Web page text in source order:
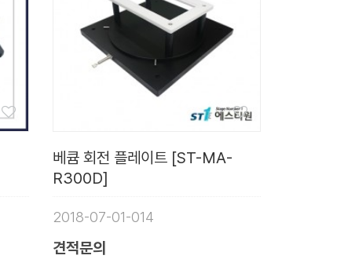
베큠 회전 플레이트 [ST-MA-
R300D]
2018-07-01-014
견적문의